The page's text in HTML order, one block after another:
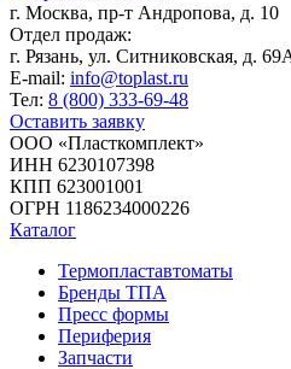
г. Москва, пр-т Андропова, д. 10
Отдел продаж:
г. Рязань, ул. Ситниковская, д.
E-mail: info@toplast.ru
Тел: 8 (800) 333-69-48
Оставить заявку
ООО «Пласткомплект»
ИНН 6230107398
КПП 623001001
ОГРН 1186234000226
Каталог
Термопластавтоматы
Бренды ТПА
Пресс формы
Периферия
Запчасти